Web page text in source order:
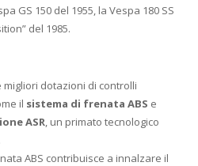
GS 150 del 1955, la Vespa 180 SS
del 1985.
migliori dotazioni di controlli
il sistema di frenata ABS e
ASR , un primato tecnologico
ABS contribuisce a innalzare il